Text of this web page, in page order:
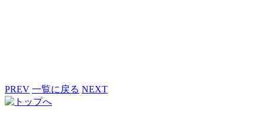
PREV 一覧に戻る NEXT